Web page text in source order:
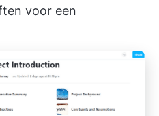
voor een